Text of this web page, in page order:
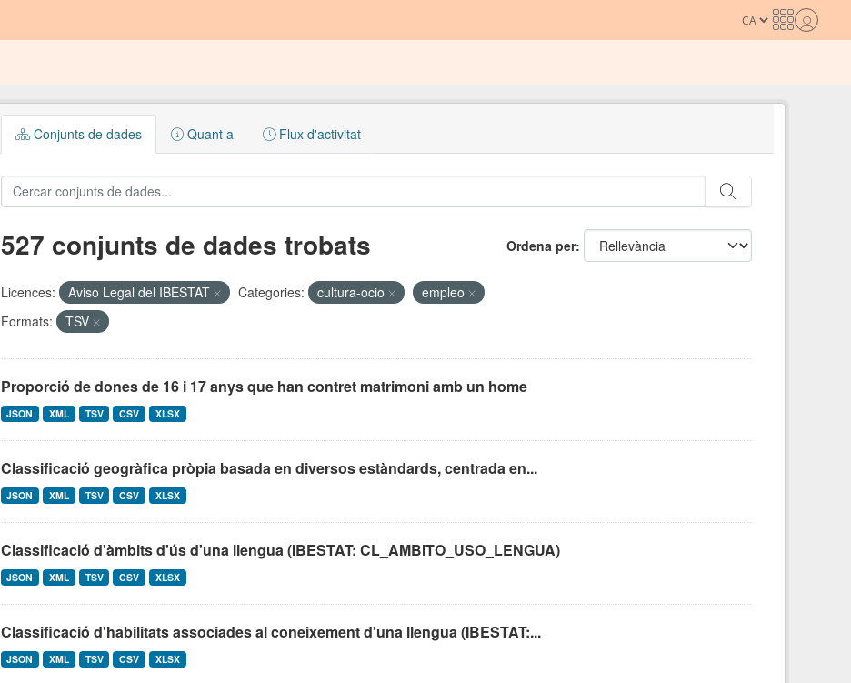
Conjunts de dades Quant a Flux d'activitat
Ordena per
527 conjunts de dades trobats
Licences: Aviso Legal del IBESTAT Categories: cultura-ocio
empleo
Formats:
TSV
Proporció de dones de 16 i 17 anys que han contret matrimoni amb un home
JSON XML TSV CSV XLSX
Classificació geogràfica pròpia basada en diversos estàndards, centrada en...
JSON XML TSV CSV XLSX
Classificació d'àmbits d'ús d'una llengua (IBESTAT: CL_AMBITO_USO_LENGUA)
JSON XML TSV CSV XLSX
Classificació d'habilitats associades al coneixement d'una llengua (IBESTAT:...
JSON XML TSV CSV XLSX